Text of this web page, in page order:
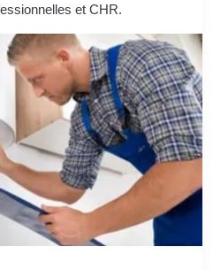
et CHR.